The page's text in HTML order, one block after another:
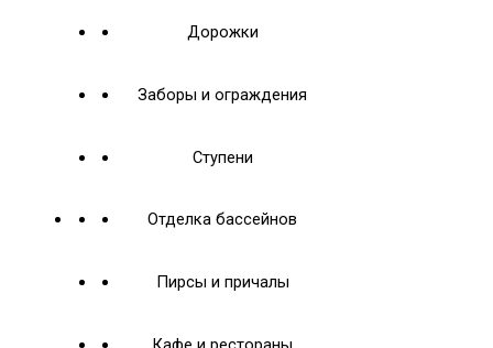
Дорожки
Заборы и ограждения
Ступени
Отделка бассейнов
Пирсы и причалы